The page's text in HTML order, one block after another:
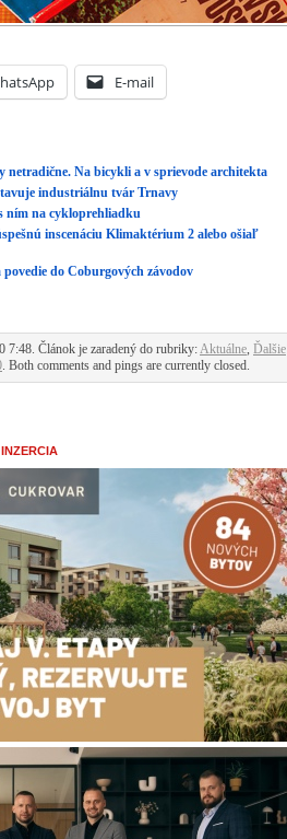
E-mail
netradične. Na bicykli a v sprievode architekta
industriálnu tvár Trnavy
ním na cykloprehliadku
inscenáciu Klimaktérium 2 alebo ošiaľ
do Coburgových závodov
7:48. Článok je zaradený do rubriky:Aktuálne, Ďalšie
. Both comments and pings are currently closed.
INZERCIA